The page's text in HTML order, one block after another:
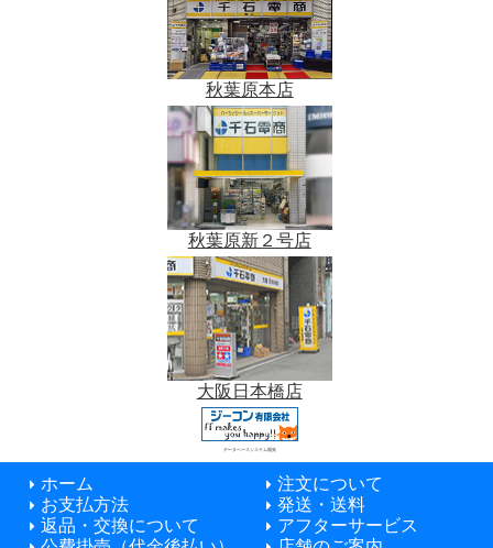
秋葉原本店
秋葉原新２号店
大阪日本橋店
データベースシステム開発
ホーム
注文について
お支払方法
発送・送料
返品・交換について
アフターサービス